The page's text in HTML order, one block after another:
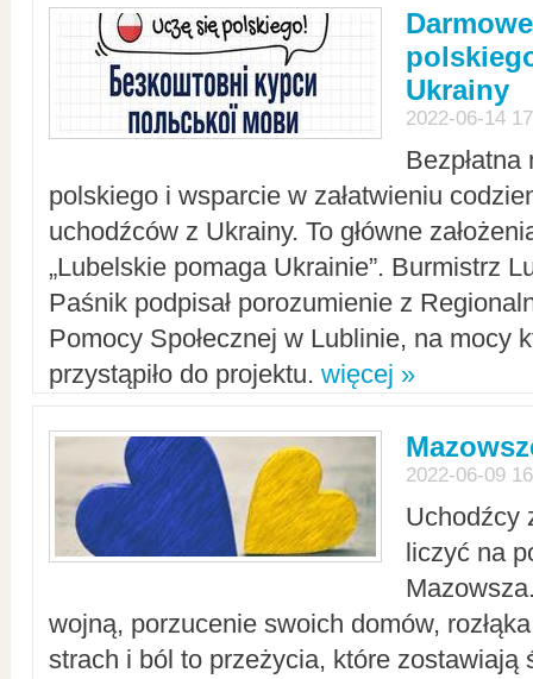
Ukrainy
2022-06-14
polskiego i wsparcie w załatwieniu
uchodźców z Ukrainy. To główne
„Lubelskie pomaga Ukrainie”. Burmistrz
Paśnik podpisał porozumienie z
Pomocy Społecznej w Lublinie, na mocy
przystąpiło do projektu. więcej »
2022-06-09
Uchodźcy
liczyć na
wojną, porzucenie swoich domów,
strach i ból to przeżycia, które zostawiają